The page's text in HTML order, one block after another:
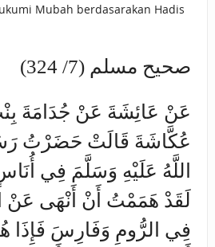
Mubah berdasarakan Hadis
صحيح مسلم (7/ 324)
عَنْ عَائِشَةَ عَنْ جُدَامَةَ
عُكَّاشَةَ قَالَتْ حَضَرْتُ
اللَّهُ عَلَيْهِ وَسَلَّمَ فِي
لَقَدْ هَمَمْتُ أَنْ أَنْهَى عَنْ
فِي الرُّومِ وَفَارِسَ فَإِذَا